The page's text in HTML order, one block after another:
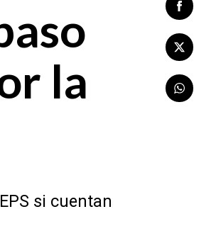
la
si cuentan